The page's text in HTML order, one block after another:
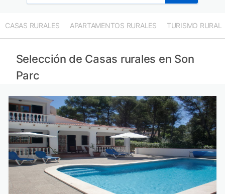
CASAS RURALES APARTAMENTOS RURALES TURISMO RURAL
Selección de Casas rurales en Son
Parc